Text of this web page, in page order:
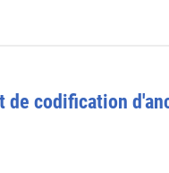
de codification